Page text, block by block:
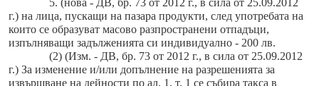
5. (нова - ДВ, бр. 73 от 2012 г., в сила от 25.09.2012
г.) на лица, пускащи на пазара продукти, след употребата на
които се образуват масово разпространени отпадъци,
изпълняващи задълженията си индивидуално - 200 лв.
(2) (Изм. - ДВ, бр. 73 от 2012 г., в сила от 25.09.2012
г.) За изменение и/или допълнение на разрешенията за
извършване на дейности по ал. 1, т. 1 се събира такса в